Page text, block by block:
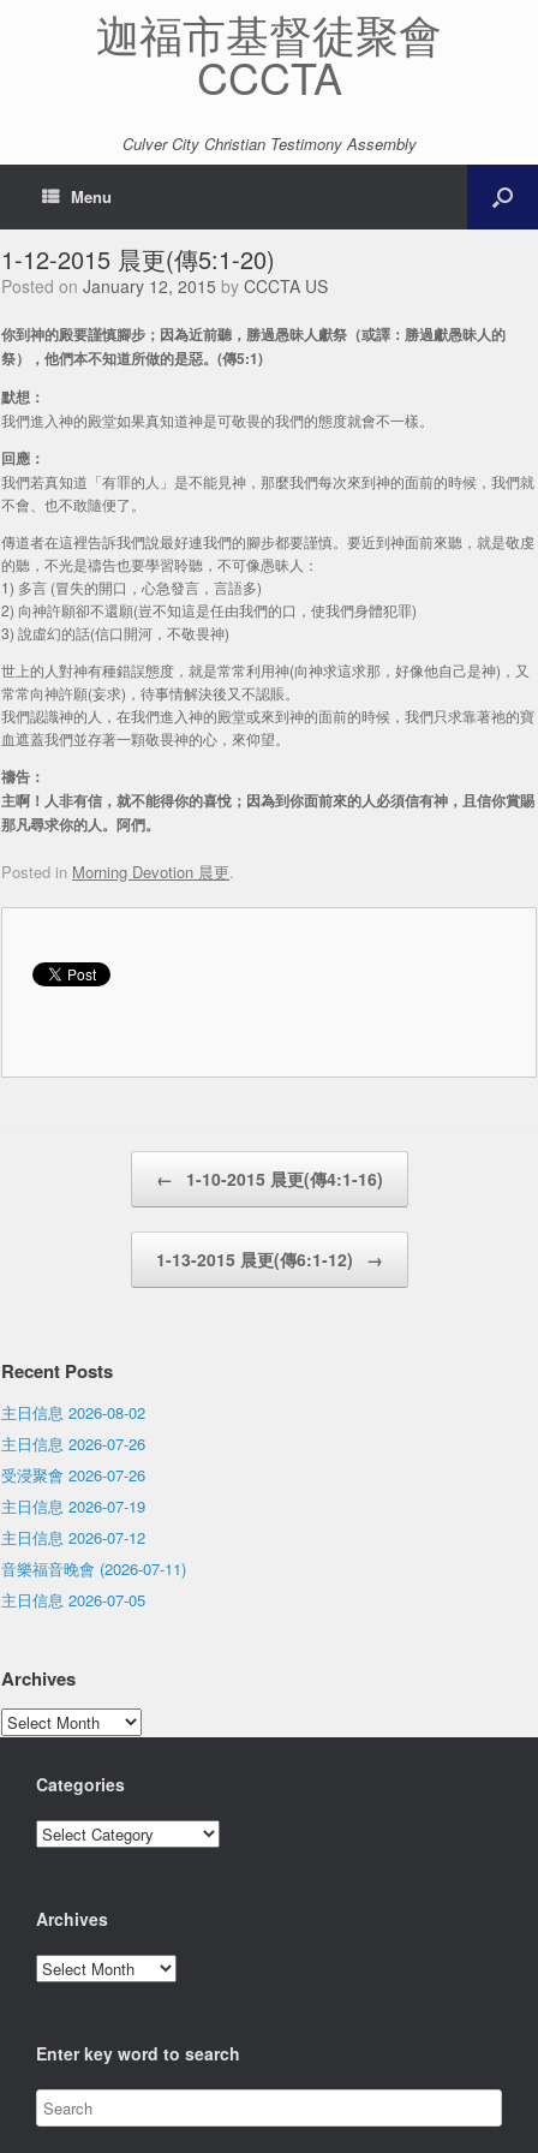
迦福市基督徒聚會
CCCTA
Culver City Christian Testimony Assembly
Menu
1-12-2015 晨更(傳5:1-20)
Posted on January 12, 2015 by CCCTA US
你到神的殿要謹慎腳步；因為近前聽，勝過愚昧人獻祭（或譯：勝過獻愚昧人的
祭），他們本不知道所做的是惡。(傳5:1)
默想：
我們進入神的殿堂如果真知道神是可敬畏的我們的態度就會不一樣。
回應：
我們若真知道「有罪的人」是不能見神，那麼我們每次來到神的面前的時候，我們就
不會、也不敢隨便了。
傳道者在這裡告訴我們說最好連我們的腳步都要謹慎。要近到神面前來聽，就是敬虔
的聽，不光是禱告也要學習聆聽，不可像愚昧人：
1) 多言 (冒失的開口，心急發言，言語多)
2) 向神許願卻不還願(豈不知這是任由我們的口，使我們身體犯罪)
3) 說虛幻的話(信口開河，不敬畏神)
世上的人對神有種錯誤態度，就是常常利用神(向神求這求那，好像他自己是神)，又
常常向神許願(妄求)，待事情解決後又不認賬。
我們認識神的人，在我們進入神的殿堂或來到神的面前的時候，我們只求靠著祂的寶
血遮蓋我們並存著一顆敬畏神的心，來仰望。
禱告：
主啊！人非有信，就不能得你的喜悅；因為到你面前來的人必須信有神，且信你賞賜
那凡尋求你的人。阿們。
Posted in Morning Devotion 晨更.
← 1-10-2015 晨更(傳4:1-16)
1-13-2015 晨更(傳6:1-12) →
Recent Posts
主日信息 2026-08-02
主日信息 2026-07-26
受浸聚會 2026-07-26
主日信息 2026-07-19
主日信息 2026-07-12
音樂福音晚會 (2026-07-11)
主日信息 2026-07-05
Archives
Archives
Categories
Categories
Archives
Archives
Enter key word to search